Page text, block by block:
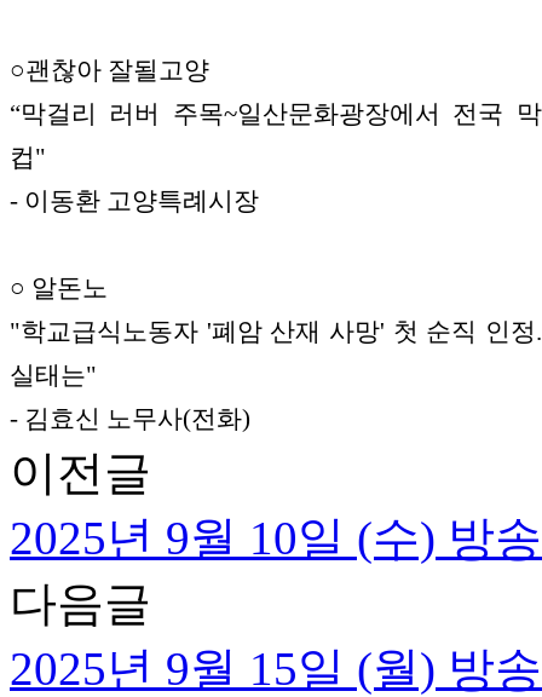
○괜찮아 잘될고양
“막걸리 러버 주목~일산문화광장에서 전국
컵"
- 이동환 고양특례시장
○ 알돈노
"학교급식노동자 '폐암 산재 사망' 첫 순직 인정
실태는"
- 김효신 노무사(전화)
이전글
2025년 9월 10일 (수) 방
다음글
2025년 9월 15일 (월) 방